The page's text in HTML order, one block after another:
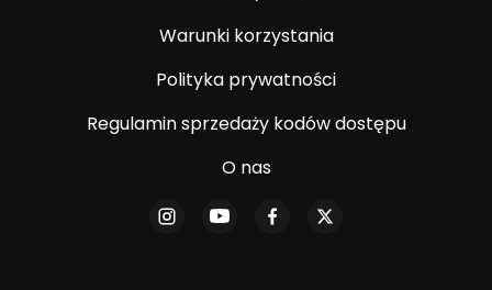
Warunki korzystania
Polityka prywatności
Regulamin sprzedaży kodów dostępu
O nas